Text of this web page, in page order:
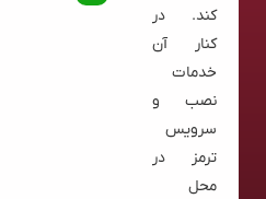
کند. در
کنار آن
خدمات
نصب و
سرویس
ترمز در
محل